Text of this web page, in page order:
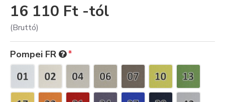
16 110 Ft -tól
(Bruttó)
Pompei FR